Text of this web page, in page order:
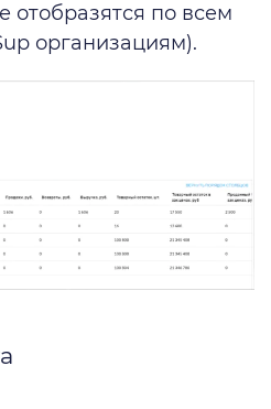
отобразятся по всем
организациям).